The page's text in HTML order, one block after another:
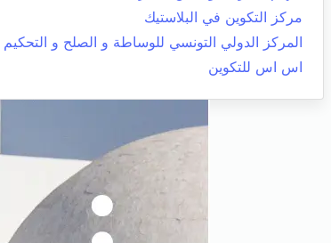
مركز التكوين في البلاستيك
المركز الدولي التونسي للوساطة و الصلح و التحكيم
اس اس للتكوين